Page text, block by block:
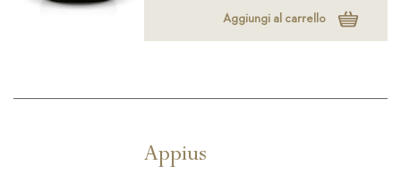
Aggiungi al carrello
Appius